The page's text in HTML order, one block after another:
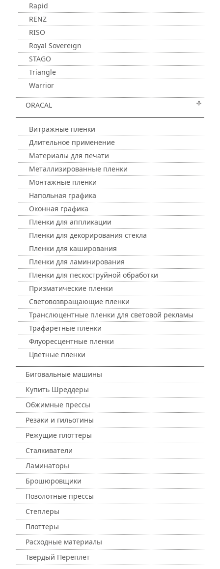
Rapid
RENZ
RISO
Royal Sovereign
STAGO
Triangle
Warrior
ORACAL
Витражные пленки
Длительное применение
Материалы для печати
Металлизированные пленки
Монтажные пленки
Напольная графика
Оконная графика
Пленки для аппликации
Пленки для декорирования стекла
Пленки для каширования
Пленки для ламинирования
Пленки для пескоструйной обработки
Призматические пленки
Световозвращающие пленки
Транслюцентные пленки для световой рекламы
Трафаретные пленки
Флуоресцентные пленки
Цветные пленки
Биговальные машины
Купить Шреддеры
Обжимные прессы
Резаки и гильотины
Режущие плоттеры
Сталкиватели
Ламинаторы
Брошюровщики
Позолотные прессы
Степлеры
Плоттеры
Расходные материалы
Твердый Переплет